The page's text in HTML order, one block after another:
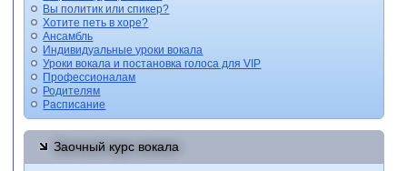
Вы политик или спикер?
Хотите петь в хоре?
Ансамбль
Индивидуальные уроки вокала
Уроки вокала и постановка голоса для VIP
Профессионалам
Родителям
Расписание
Заочный курс вокала